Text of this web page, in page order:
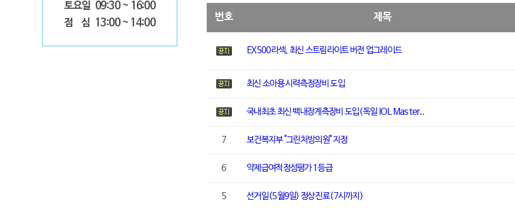
토요일 09:30 ~ 16:00
점 심 13:00 ~ 14:00
번호 제목
EX500라섹, 최신 스트림라이트 버전 업그레이드
최신 소아용 시력측정장비 도입
국내최초 최신 백내장계측장비 도입(독일 IOL Master..
7 보건복지부 "그린처방의원" 지정
6 약제급여적정성평가 1등급
5 선거일(5월9일) 정상진료(7시까지)